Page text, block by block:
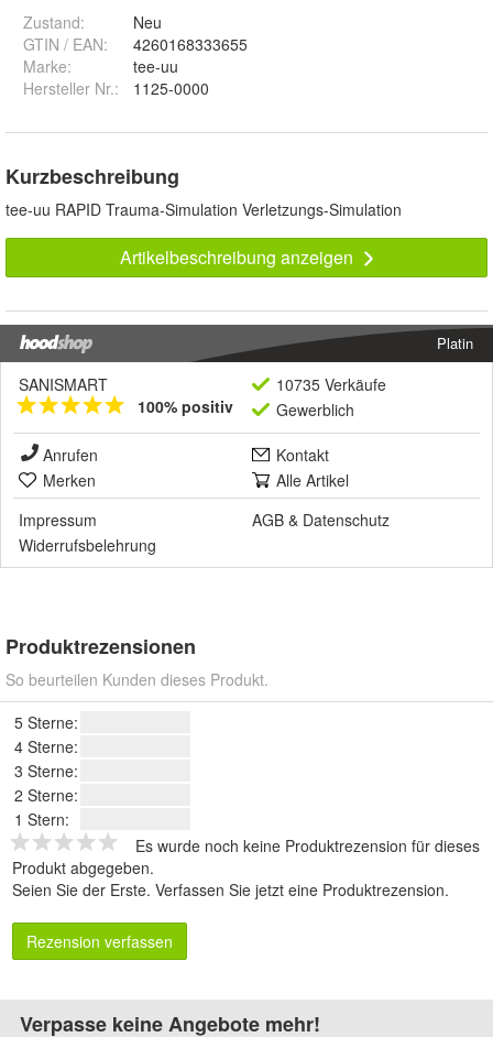
Zustand:
Neu
GTIN / EAN:
4260168333655
Marke:
tee-uu
Hersteller Nr.:
1125-0000
Kurzbeschreibung
tee-uu RAPID Trauma-Simulation Verletzungs-Simulation
Artikelbeschreibung anzeigen
Platin
SANISMART
100% positiv
10735 Verkäufe
Gewerblich
Anrufen
Kontakt
Merken
Alle Artikel
Impressum
AGB & Datenschutz
Widerrufsbelehrung
Produktrezensionen
So beurteilen Kunden dieses Produkt.
5 Sterne:
4 Sterne:
3 Sterne:
2 Sterne:
1 Stern:
Es wurde noch keine Produktrezension für dieses
Produkt abgegeben.
Seien Sie der Erste. Verfassen Sie jetzt eine Produktrezension.
Rezension verfassen
Verpasse keine Angebote mehr!